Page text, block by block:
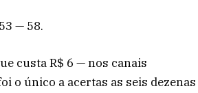
— 58.
custa R$ 6 — nos canais
o único a acertas as seis dezenas